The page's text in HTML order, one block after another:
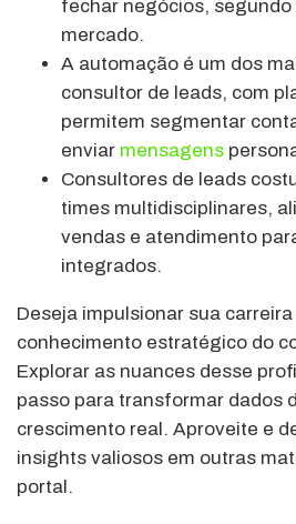
fechar negócios, segundo
mercado.
A automação é um dos
consultor de leads, com
permitem segmentar
enviar mensagens
Consultores de leads
times multidisciplinares,
vendas e atendimento
integrados.
Deseja impulsionar sua
conhecimento estratégico do
Explorar as nuances desse
passo para transformar dados
crescimento real. Aproveite e
insights valiosos em outras
portal.